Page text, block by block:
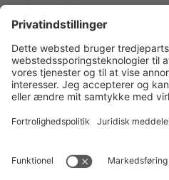
6880 Tarm
Danmark
CVR nr. 1196499
+45 97 37 27 77
info@vogelsang-as.dk